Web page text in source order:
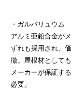
・ガルバリュウム
アルミ亜鉛合金が
ずれも採用され、
徴。屋根材として
メーカーが保証す
必要。